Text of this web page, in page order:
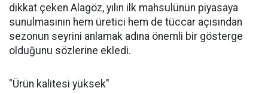
dikkat çeken Alagöz, yılın ilk mahsulünün piyasaya
sunulmasının hem üretici hem de tüccar açısından
sezonun seyrini anlamak adına önemli bir gösterge
olduğunu sözlerine ekledi.
"Ürün kalitesi yüksek"